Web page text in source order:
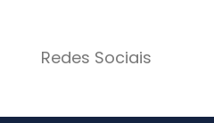
Redes Sociais